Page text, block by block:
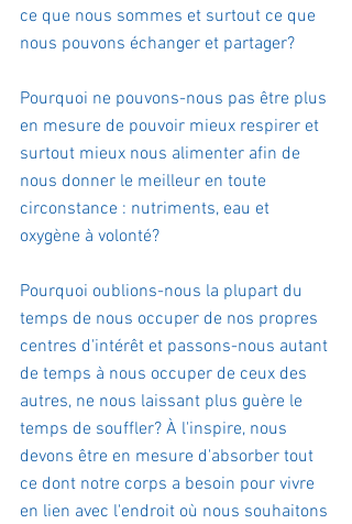
ce que nous sommes et surtout ce que
nous pouvons échanger et partager?
Pourquoi ne pouvons-nous pas être plus
en mesure de pouvoir mieux respirer et
surtout mieux nous alimenter afin de
nous donner le meilleur en toute
circonstance : nutriments, eau et
oxygène à volonté?
Pourquoi oublions-nous la plupart du
temps de nous occuper de nos propres
centres d'intérêt et passons-nous autant
de temps à nous occuper de ceux des
autres, ne nous laissant plus guère le
temps de souffler? À l'inspire, nous
devons être en mesure d'absorber tout
ce dont notre corps a besoin pour vivre
en lien avec l'endroit où nous souhaitons